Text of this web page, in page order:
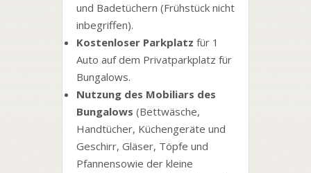
und Badetüchern (Frühstück nicht
inbegriffen).
Kostenloser Parkplatz für 1
Auto auf dem Privatparkplatz für
Bungalows.
Nutzung des Mobiliars des
Bungalows (Bettwäsche,
Handtücher, Küchengeräte und
Geschirr, Gläser, Töpfe und
Pfannensowie der kleine